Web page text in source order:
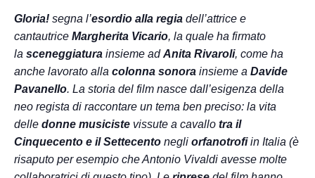
Gloria! segna l’esordio alla regia dell’attrice e
cantautrice Margherita Vicario, la quale ha firmato
la sceneggiatura insieme adAnita Rivaroli, come ha
anche lavorato alla colonna sonora insieme a Davide
Pavanello. La storia del film nasce dall’esigenza della
neo regista di raccontare un tema ben preciso: la vita
delle donne musiciste vissute a cavallo tra il
Cinquecento e il Settecento negli orfanotrofiin Italia (è
risaputo per esempio che Antonio Vivaldi avesse molte